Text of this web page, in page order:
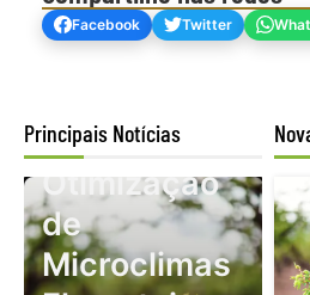
Facebook Twitter
Principais Notícias
Mogno Africano
Otimização
de
Microclimas